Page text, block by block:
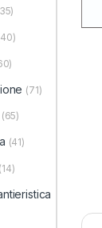
(71)
(65)
(41)
(14)